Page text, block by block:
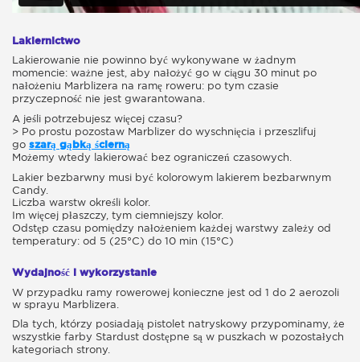
Lakiernictwo
Lakierowanie nie powinno być wykonywane w żadnym
momencie: ważne jest, aby nałożyć go w ciągu 30 minut po
nałożeniu Marblizera na ramę roweru: po tym czasie
przyczepność nie jest gwarantowana.
A jeśli potrzebujesz więcej czasu?
> Po prostu pozostaw Marblizer do wyschnięcia i przeszlifuj
go szarą gąbką ścierną
Możemy wtedy lakierować bez ograniczeń czasowych.
Lakier bezbarwny musi być kolorowym lakierem bezbarwnym
Candy.
Liczba warstw określi kolor.
Im więcej płaszczy, tym ciemniejszy kolor.
Odstęp czasu pomiędzy nałożeniem każdej warstwy zależy od
temperatury: od 5 (25°C) do 10 min (15°C)
Wydajność i wykorzystanie
W przypadku ramy rowerowej konieczne jest od 1 do 2 aerozoli
w sprayu Marblizera.
Dla tych, którzy posiadają pistolet natryskowy przypominamy, że
wszystkie farby Stardust dostępne są w puszkach w pozostałych
kategoriach strony.